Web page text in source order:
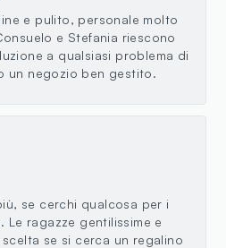
e pulito, personale molto
e Stefania riescono
a qualsiasi problema di
un negozio ben gestito.
se cerchi qualcosa per i
Le ragazze gentilissime e
se si cerca un regalino